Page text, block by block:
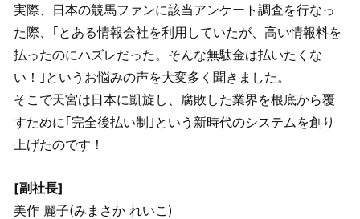
実際、日本の競馬ファンに該当アンケート調査を行なっ
た際、｢とある情報会社を利用していたが、高い情報料を
払ったのにハズレだった。そんな無駄金は払いたくな
い！｣というお悩みの声を大変多く聞きました。
そこで天宮は日本に凱旋し、腐敗した業界を根底から覆
すために｢完全後払い制｣という新時代のシステムを創り
上げたのです！
[副社長]
美作 麗子(みまさか れいこ)